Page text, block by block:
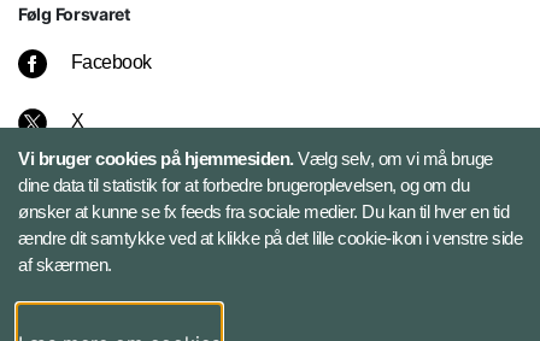
Følg Forsvaret
Facebook
X
Instagram
Bluesky
LinkedIn
Vi bruger cookies på hjemmesiden.Vælg selv, om vi må bruge
dine data til statistik for at forbedre brugeroplevelsen, og om du
ønsker at kunne se fx feeds fra sociale medier. Du kan til hver en tid
ændre dit samtykke ved at klikke på det lille cookie-ikon i venstre side
af skærmen.